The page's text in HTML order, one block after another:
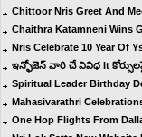
Chittoor Nris Greet And
Chaithra Katamneni Wins
Nris Celebrate 10 Year Of
ఇన్ఫోజెన్ వారి చే వివిధ It
Spiritual Leader Birthday
Mahasivarathri
One Hop Flights From